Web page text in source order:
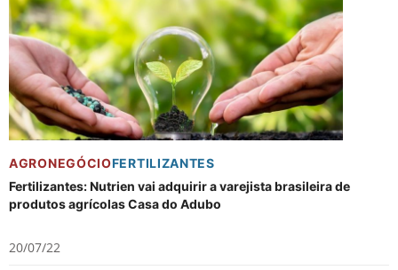
AGRONEGÓCIOFERTILIZANTES
Fertilizantes: Nutrien vai adquirir a varejista brasileira de
produtos agrícolas Casa do Adubo
20/07/22